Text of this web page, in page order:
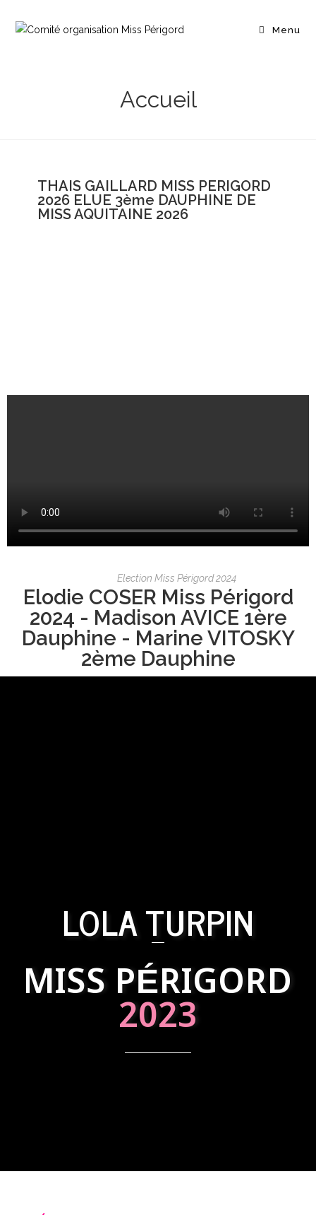
Menu
Accueil
THAIS GAILLARD MISS PERIGORD
2026 ELUE 3ème DAUPHINE DE
MISS AQUITAINE 2026
Election Miss Périgord 2024
Elodie COSER Miss Périgord
2024 - Madison AVICE 1ère
Dauphine - Marine VITOSKY
2ème Dauphine
LOLA TURPIN
MISS PÉRIGORD
2023